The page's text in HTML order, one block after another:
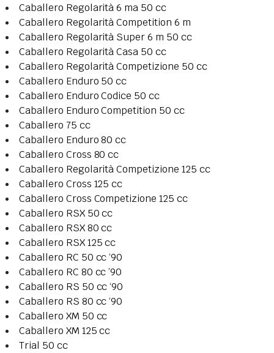
Caballero Regolarità 6 ma 50 cc
Caballero Regolarità Competition 6 m
Caballero Regolarità Super 6 m 50 cc
Caballero Regolarità Casa 50 cc
Caballero Regolarità Competizione 50 cc
Caballero Enduro 50 cc
Caballero Enduro Codice 50 cc
Caballero Enduro Competition 50 cc
Caballero 75 cc
Caballero Enduro 80 cc
Caballero Cross 80 cc
Caballero Regolarità Competizione 125 cc
Caballero Cross 125 cc
Caballero Cross Competizione 125 cc
Caballero RSX 50 cc
Caballero RSX 80 cc
Caballero RSX 125 cc
Caballero RC 50 cc ‘90
Caballero RC 80 cc ’90
Caballero RS 50 cc ‘90
Caballero RS 80 cc ‘90
Caballero XM 50 cc
Caballero XM 125 cc
Trial 50 cc